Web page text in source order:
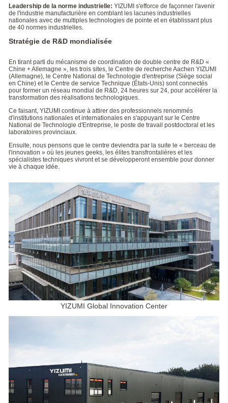
Leadership de la norme industrielle: YIZUMI s'efforce de façonner l'avenir
de l'industrie manufacturière en comblant les lacunes industrielles
nationales avec de multiples technologies de pointe et en établissant plus
de 40 normes industrielles.
Stratégie de R&D mondialisée
En tirant parti du mécanisme de coordination de double centre de R&D «
Chine + Allemagne », les trois sites, le Centre de recherche Aachen YIZUMI
(Allemagne), le Centre National de Technologie d'entreprise (Siège social
en Chine) et le Centre de service Technique (États-Unis) sont connectés
pour former un réseau mondial de R&D, 24 heures sur 24, pour accélérer la
transformation des réalisations technologiques.
Ce faisant, YIZUMI continue à attirer des professionnels renommés
d'institutions nationales et internationales en s'appuyant sur le Centre
National de Technologie d'Entreprise, le poste de travail postdoctoral et les
laboratoires provinciaux.
Ensuite, nous pensons que le centre deviendra par la suite le « berceau de
l'innovation » où les jeunes geeks, les élites transfrontalières et les
spécialistes techniques vivront et se développeront ensemble pour donner
vie à chaque idée.
YIZUMI Global Innovation Center